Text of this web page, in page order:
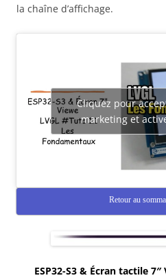
la chaîne d’affichage.
Cliquez pour
marketing et
Retour au
ESP32-S3 & Écran tactile